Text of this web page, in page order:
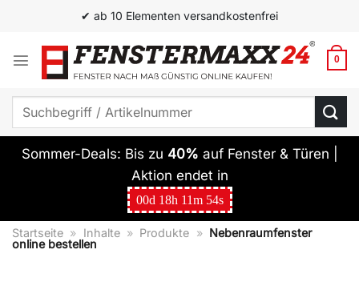
springen
✔ Top Qualität zum besten Preis
0
Suchen
Sommer-Deals: Bis zu 40% auf Fenster & Türen |
Aktion endet in
00d 18h 11m 52s
Startseite » Inhalte » Produkte » Nebenraumfenster
online bestellen